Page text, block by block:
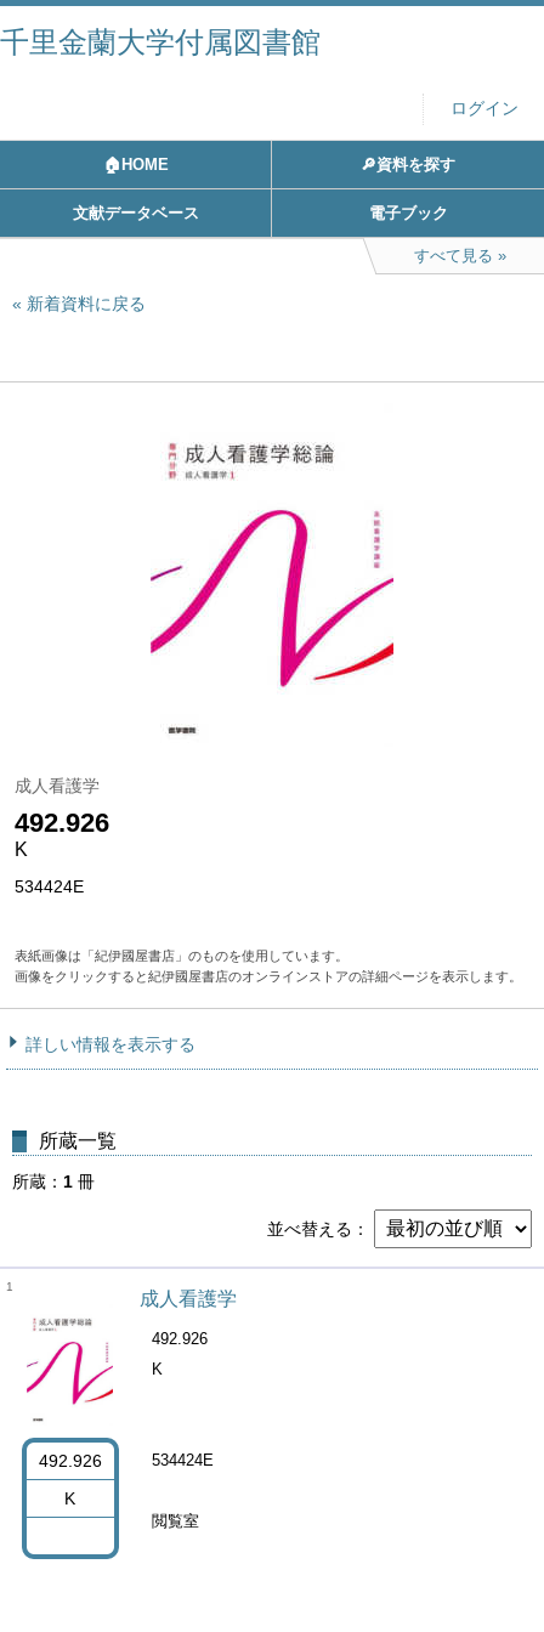
千里金蘭大学付属図書館
ログイン
🏠HOME 🔎資料を探す
文献データベース 電子ブック
すべて見る
新着資料に戻る
成人看護学
492.926
K
534424E
表紙画像は「紀伊國屋書店」のものを使用しています。
画像をクリックすると紀伊國屋書店のオンラインストアの詳細ページを表示します。
詳しい情報を表示する
所蔵一覧
所蔵 1 冊
並べ替える
1
492.926
K
成人看護学
492.926
K
534424E
閲覧室